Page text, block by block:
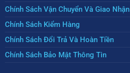
Chính Sách Vận Chuyển Và Giao Nhận
Chính Sách Kiểm Hàng
Chính Sách Đổi Trả Và Hoàn Tiền
Chính Sách Bảo Mật Thông Tin